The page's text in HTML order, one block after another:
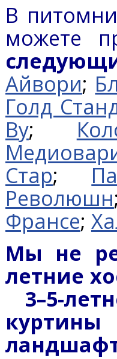
В
можете
Айвори;
Голд
Ву;
Стар;
Революшн
Франсе;
Мы не
летние
3–5-